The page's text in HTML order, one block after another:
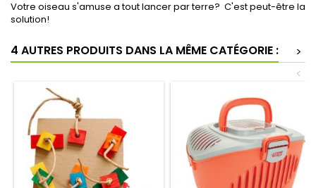
Votre oiseau s'amuse a tout lancer par terre? C'est peut-être la
solution!
4 AUTRES PRODUITS DANS LA MÊME CATÉGORIE :
>
<